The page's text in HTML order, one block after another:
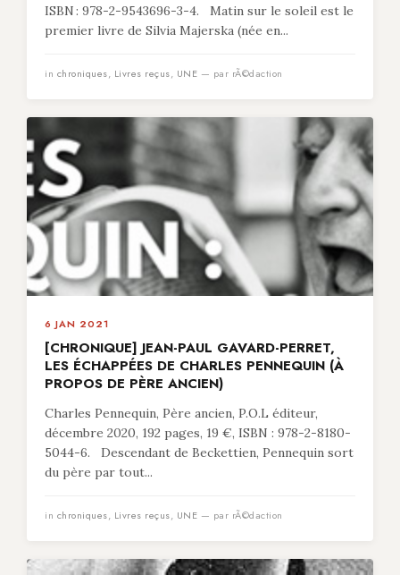
ISBN : 978-2-9543696-3-4. Matin sur le soleil est le
premier livre de Silvia Majerska (née en...
in chroniques, Livres reçus, UNE — par rÃ©daction
6 JAN 2021
[CHRONIQUE] JEAN-PAUL GAVARD-PERRET,
LES ÉCHAPPÉES DE CHARLES PENNEQUIN (À
PROPOS DE PÈRE ANCIEN)
Charles Pennequin, Père ancien, P.O.L éditeur,
décembre 2020, 192 pages, 19 €, ISBN : 978-2-8180-
5044-6. Descendant de Beckettien, Pennequin sort
du père par tout...
in chroniques, Livres reçus, UNE — par rÃ©daction